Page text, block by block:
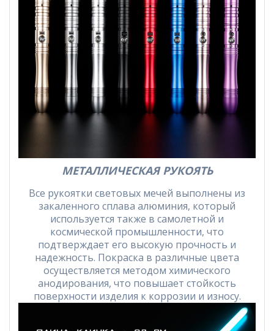
МЕТАЛЛИЧЕСКАЯ РУКОЯТЬ
Все рукоятки световых мечей выполнены из
закаленного сплава алюминия, который
используется также в самолетной и
космической промышленности, что
подтверждает его высокую прочность и
надежность. Покраска в различные цвета
осуществляется методом химического
анодирования, что повышает стойкость
поверхности изделия к коррозии и износу.